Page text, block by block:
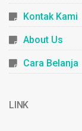
Kontak Kami
About Us
Cara Belanja
LINK